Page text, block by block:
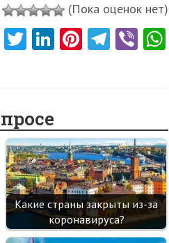
(Пока оценок нет)
O
kl
as
sn
ik
i
T Li
n
Pi
t
Te
m
Vi
Какие страны закрыты из-за
коронавируса?